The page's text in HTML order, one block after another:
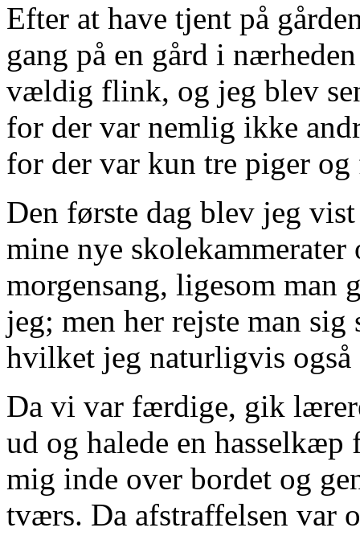
Efter at have tjent på
gang på en gård i
vældig flink, og jeg blev
for der var nemlig ikke
for der var kun tre piger
Den første dag blev jeg
mine nye skolekammerater
morgensang, ligesom man
jeg; men her rejste man sig
hvilket jeg naturligvis også
Da vi var færdige, gik
ud og halede en
mig inde over bordet og
tværs. Da afstraffelsen var